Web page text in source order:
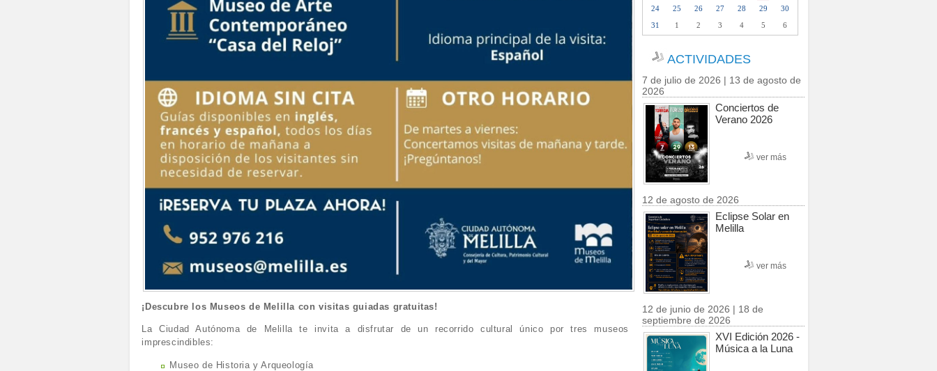
¡Descubre los Museos de Melilla con visitas guiadas gratuitas!
La Ciudad Autónoma de Melilla te invita a disfrutar de un recorrido cultural único por tres museos
imprescindibles:
Museo de Historia y Arqueología
24
25 26 27 28 29
30
31
1 2 3 4 5 6
ACTIVIDADES
7 de julio de 2026 | 13 de agosto de
2026
Conciertos de
Verano 2026
ver más
12 de agosto de 2026
Eclipse Solar en
Melilla
ver más
12 de junio de 2026 | 18 de
septiembre de 2026
XVI Edición 2026 -
Música a la Luna